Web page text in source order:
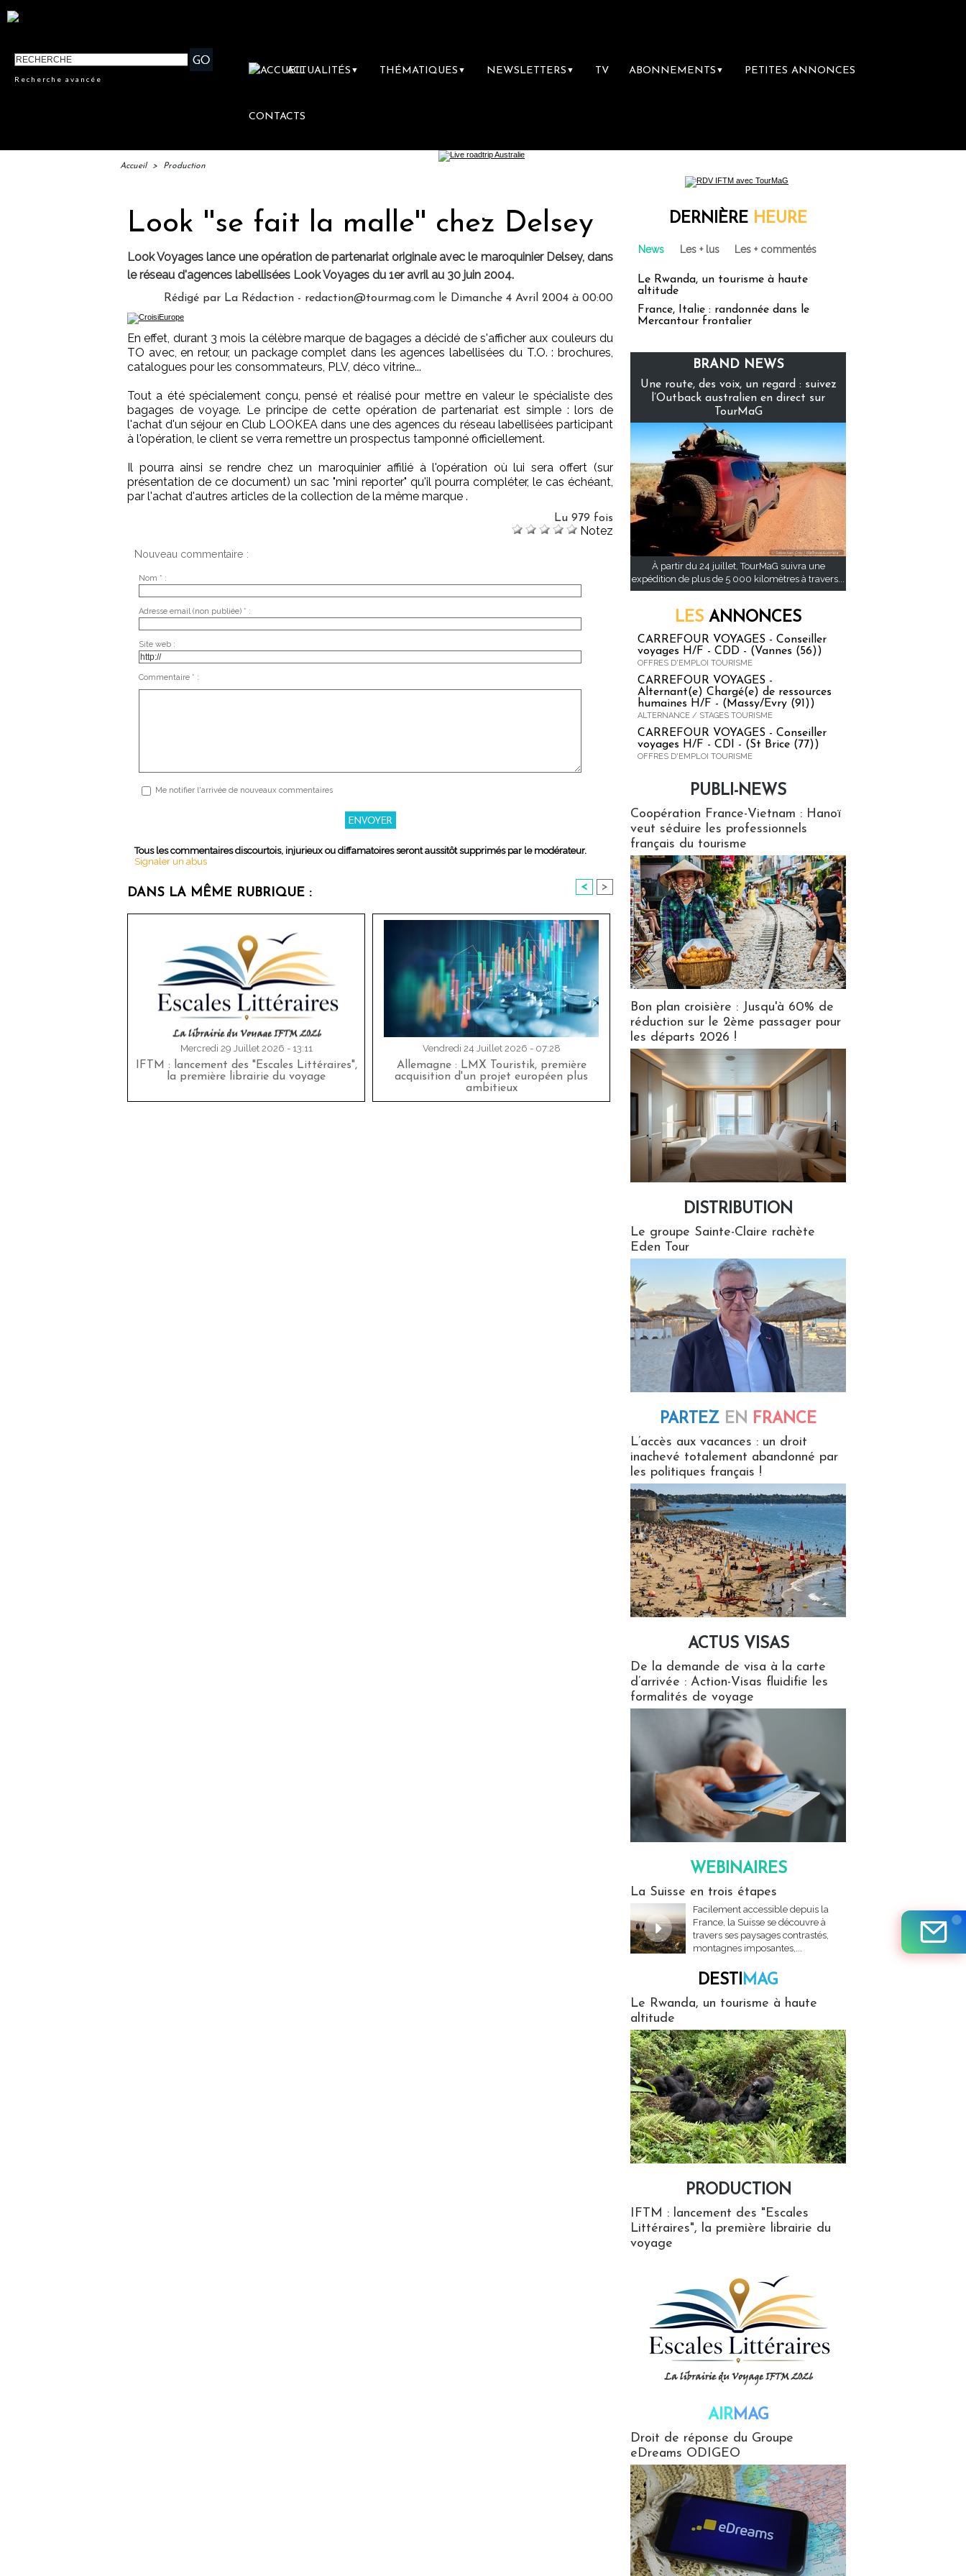
Recherche avancée
ACTUALITÉS ▼ THÉMATIQUES ▼ NEWSLETTERS ▼ TV ABONNEMENTS ▼ PETITES ANNONCES
CONTACTS
Accueil > Production
Look ''se fait la malle'' chez Delsey
Look Voyages lance une opération de partenariat originale avec le maroquinier Delsey, dans
le réseau d'agences labellisées Look Voyages du 1er avril au 30 juin 2004.
Rédigé par La Rédaction - redaction@tourmag.com le Dimanche 4 Avril 2004 à 00:00
En effet, durant 3 mois la célèbre marque de bagages a décidé de s'afficher aux couleurs du
TO avec, en retour, un package complet dans les agences labellisées du T.O. : brochures,
catalogues pour les consommateurs, PLV, déco vitrine...
Tout a été spécialement conçu, pensé et réalisé pour mettre en valeur le spécialiste des
bagages de voyage. Le principe de cette opération de partenariat est simple : lors de
l'achat d'un séjour en Club LOOKEA dans une des agences du réseau labellisées participant
à l'opération, le client se verra remettre un prospectus tamponné officiellement.
Il pourra ainsi se rendre chez un maroquinier affilié à l'opération où lui sera offert (sur
présentation de ce document) un sac "mini reporter" qu'il pourra compléter, le cas échéant,
par l'achat d'autres articles de la collection de la même marque .
Lu 979 fois
Notez
Nouveau commentaire :
Nom * :
Adresse email (non publiée) * :
Site web :
Commentaire * :
Me notifier l'arrivée de nouveaux commentaires
Tous les commentaires discourtois, injurieux ou diffamatoires seront aussitôt supprimés par le modérateur.
Signaler un abus
DANS LA MÊME RUBRIQUE : < >
Mercredi 29 Juillet 2026 - 13:11
IFTM : lancement des "Escales Littéraires",
la première librairie du voyage
Vendredi 24 Juillet 2026 - 07:28
Allemagne : LMX Touristik, première
acquisition d'un projet européen plus
ambitieux
DERNIÈRE HEURE
News Les + lus Les + commentés
Le Rwanda, un tourisme à haute
altitude
France, Italie : randonnée dans le
Mercantour frontalier
BRAND NEWS
Une route, des voix, un regard : suivez
l’Outback australien en direct sur
TourMaG
À partir du 24 juillet, TourMaG suivra une
expédition de plus de 5 000 kilomètres à travers...
LES ANNONCES
CARREFOUR VOYAGES - Conseiller
voyages H/F - CDD - (Vannes (56))
OFFRES D'EMPLOI TOURISME
CARREFOUR VOYAGES -
Alternant(e) Chargé(e) de ressources
humaines H/F - (Massy/Evry (91))
ALTERNANCE / STAGES TOURISME
CARREFOUR VOYAGES - Conseiller
voyages H/F - CDI - (St Brice (77))
OFFRES D'EMPLOI TOURISME
PUBLI-NEWS
Coopération France-Vietnam : Hanoï
veut séduire les professionnels
français du tourisme
Bon plan croisière : Jusqu'à 60% de
réduction sur le 2ème passager pour
les départs 2026 !
DISTRIBUTION
Le groupe Sainte-Claire rachète
Eden Tour
PARTEZ EN FRANCE
L’accès aux vacances : un droit
inachevé totalement abandonné par
les politiques français !
ACTUS VISAS
De la demande de visa à la carte
d’arrivée : Action-Visas fluidifie les
formalités de voyage
WEBINAIRES
La Suisse en trois étapes
Facilement accessible depuis la
France, la Suisse se découvre à
travers ses paysages contrastés,
montagnes imposantes,...
DESTIMAG
Le Rwanda, un tourisme à haute
altitude
PRODUCTION
IFTM : lancement des "Escales
Littéraires", la première librairie du
voyage
AIRMAG
Droit de réponse du Groupe
eDreams ODIGEO